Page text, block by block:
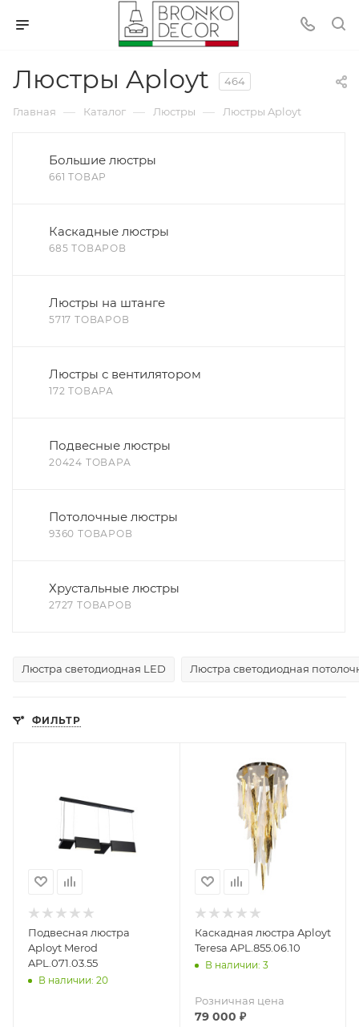
Люстры Aployt 464
Главная — Каталог — Люстры — Люстры Aployt
Большие люстры
661 ТОВАР
Каскадные люстры
685 ТОВАРОВ
Люстры на штанге
5717 ТОВАРОВ
Люстры с вентилятором
172 ТОВАРА
Подвесные люстры
20424 ТОВАРА
Потолочные люстры
9360 ТОВАРОВ
Хрустальные люстры
2727 ТОВАРОВ
Люстра светодиодная LED Люстра светодиодная
ФИЛЬТР
Подвесная люстра
Aployt Merod
APL.071.03.55
В наличии: 20
Каскадная люстра Aployt
Teresa APL.855.06.10
В наличии: 3
Розничная цена
79 000 ₽